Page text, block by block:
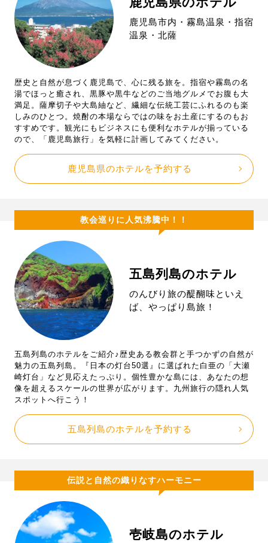
鹿児島市内・霧島温泉・指宿
温泉・北薩
歴史と自然が息づく鹿児島で、心に残る旅を。指宿や霧島の名
湯でほっと癒され、黒豚や黒牛などのご当地グルメでお腹も大
満足。薩摩切子や大島紬など、繊細な伝統工芸にふれるのも楽
しみのひとつ。焼酎の本場ならではの味をお土産にするのもお
すすめです。観光にもビジネスにも便利なホテルが揃っている
ので、「鹿児島旅行」を気軽に計画してみてください。
鹿児島県のホテルを予約する
教会巡りに人気沸騰中！！
五島列島のホテル
のんびり旅の醍醐味といえ
ば、やっぱり島旅！
五島列島のホテルをご紹介♪歴史ある教会群と手つかずの自然が
魅力の五島列島。『日本の灯台50選』に選ばれた白亜の「大瀬
崎灯台」など見応えたっぷり。個性豊かな島には、あなたの想
像を超えるスケールの世界が広がります。九州旅行の隠れ人気
スポットへ行こう！
五島列島のホテルを予約する
伝説と自然の織りなすハーモニー
壱岐島のホテル